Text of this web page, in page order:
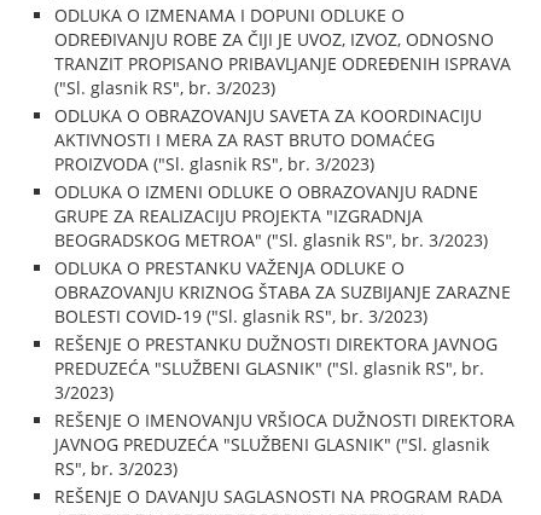
ODLUKA O IZMENAMA I DOPUNI ODLUKE O
ODREĐIVANJU ROBE ZA ČIJI JE UVOZ, IZVOZ, ODNOSNO
TRANZIT PROPISANO PRIBAVLJANJE ODREĐENIH ISPRAVA
("Sl. glasnik RS", br. 3/2023)
ODLUKA O OBRAZOVANJU SAVETA ZA KOORDINACIJU
AKTIVNOSTI I MERA ZA RAST BRUTO DOMAĆEG
PROIZVODA ("Sl. glasnik RS", br. 3/2023)
ODLUKA O IZMENI ODLUKE O OBRAZOVANJU RADNE
GRUPE ZA REALIZACIJU PROJEKTA "IZGRADNJA
BEOGRADSKOG METROA" ("Sl. glasnik RS", br. 3/2023)
ODLUKA O PRESTANKU VAŽENJA ODLUKE O
OBRAZOVANJU KRIZNOG ŠTABA ZA SUZBIJANJE ZARAZNE
BOLESTI COVID-19 ("Sl. glasnik RS", br. 3/2023)
REŠENJE O PRESTANKU DUŽNOSTI DIREKTORA JAVNOG
PREDUZEĆA "SLUŽBENI GLASNIK" ("Sl. glasnik RS", br.
3/2023)
REŠENJE O IMENOVANJU VRŠIOCA DUŽNOSTI DIREKTORA
JAVNOG PREDUZEĆA "SLUŽBENI GLASNIK" ("Sl. glasnik
RS", br. 3/2023)
REŠENJE O DAVANJU SAGLASNOSTI NA PROGRAM RADA